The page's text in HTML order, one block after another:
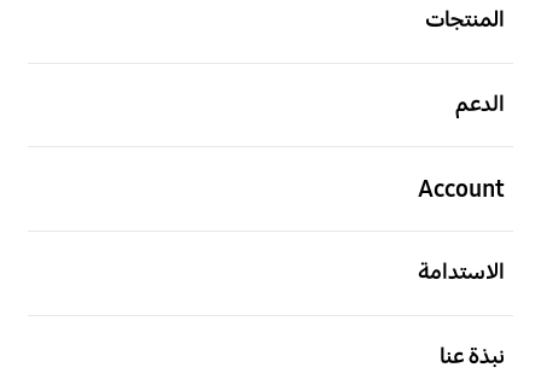
المنتجات
الدعم
Account
الاستدامة
نبذة عنا